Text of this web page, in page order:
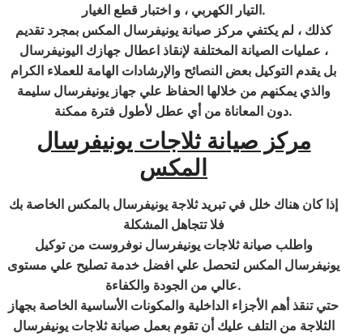
التيار الكهربي ، و اختبار قطع الغيار.
كذلك ، لم يكتفي مركز صيانة يونيفرسال المكس بمجرد تقديم
عمليات الصيانة المختلفة لإنقاذ اعطال جهازك اليونيفرسال ،
بل يقدم التوكيل بعض النصائح والإرشادات الهامة للعملاء الكرام
والذي يمكنهم من خلالها الحفاظ علي جهاز يونيفرسال سليمة
دون المعاناة من أي عطل لأطول فترة ممكنة.
مركز صيانة ثلاجات يونيفرسال
المكس
إذا كان هناك خلل في تبريد ثلاجة يونيفرسال بالمكس الخاصة بك
فلا تتجاهل المشكلة
واطلب صيانة ثلاجات يونيفرسال نوفروست من توكيل
يونيفرسال المكس لتحصل علي افضل خدمة تصليح علي مستوى
عالي من الجودة والكفاءة.
حتي تنقذ أهم الأجزاء الداخلية والمكونات الأساسية الخاصة بجهاز
الثلاجة من التلف عليك أن تقوم بعمل صيانة ثلاجات يونيفرسال